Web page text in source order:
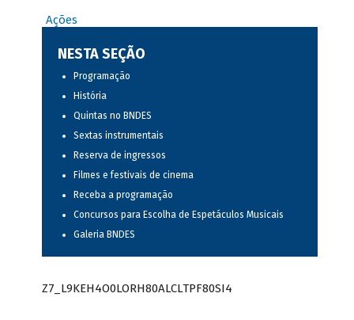
Ações
NESTA SEÇÃO
Programação
História
Quintas no BNDES
Sextas instrumentais
Reserva de ingressos
Filmes e festivais de cinema
Receba a programação
Concursos para Escolha de Espetáculos Musicais
Galeria BNDES
Z7_L9KEH4O0LORH80ALCLTPF80SI4